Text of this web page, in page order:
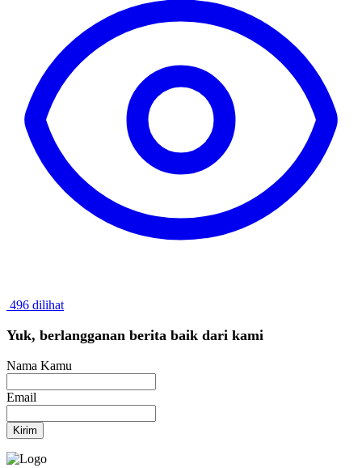
496 dilihat
Yuk, berlangganan berita baik dari kami
Nama Kamu
Email
Kirim